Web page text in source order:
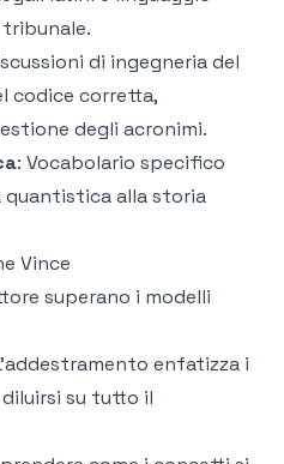
di ingegneria del
codice corretta,
degli acronimi.
: Vocabolario specifico
quantistica alla storia
Vince
superano i modelli
enfatizza i
su tutto il